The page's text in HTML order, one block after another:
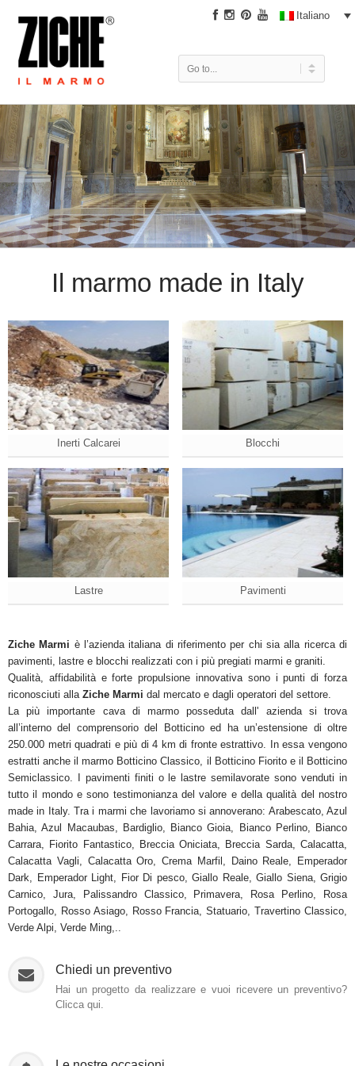
Italiano
Il marmo made in Italy
Inerti Calcarei Blocchi
Lastre Pavimenti
Ziche Marmi è l’azienda italiana di riferimento per chi sia alla ricerca di
pavimenti, lastre e blocchi realizzati con i più pregiati marmi e graniti.
Qualità, affidabilità e forte propulsione innovativa sono i punti di forza
riconosciuti alla Ziche Marmi dal mercato e dagli operatori del settore.
La più importante cava di marmo posseduta dall' azienda si trova
all’interno del comprensorio del Botticino ed ha un’estensione di oltre
250.000 metri quadrati e più di 4 km di fronte estrattivo. In essa vengono
estratti anche il marmo Botticino Classico, il Botticino Fiorito e il Botticino
Semiclassico. I pavimenti finiti o le lastre semilavorate sono venduti in
tutto il mondo e sono testimonianza del valore e della qualità del nostro
made in Italy. Tra i marmi che lavoriamo si annoverano: Arabescato, Azul
Bahia, Azul Macaubas, Bardiglio, Bianco Gioia, Bianco Perlino, Bianco
Carrara, Fiorito Fantastico, Breccia Oniciata, Breccia Sarda, Calacatta,
Calacatta Vagli, Calacatta Oro, Crema Marfil, Daino Reale, Emperador
Dark, Emperador Light, Fior Di pesco, Giallo Reale, Giallo Siena, Grigio
Carnico, Jura, Palissandro Classico, Primavera, Rosa Perlino, Rosa
Portogallo, Rosso Asiago, Rosso Francia, Statuario, Travertino Classico,
Verde Alpi, Verde Ming,..
Chiedi un preventivo
Hai un progetto da realizzare e vuoi ricevere un preventivo?
Clicca qui.